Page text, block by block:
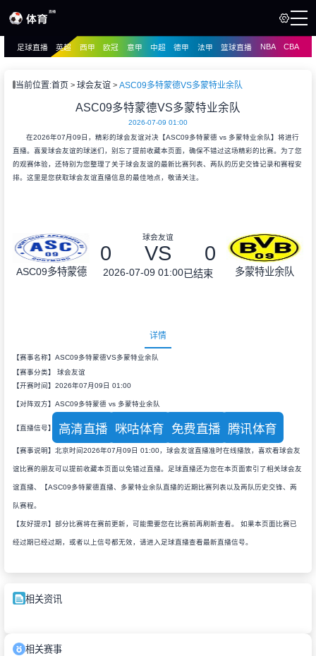
播
足球直播 英超 西甲 欧冠 意甲 中超 德甲 法甲 篮球直播 NBA CBA
当前位置:首页 球会友谊 ASC09多特蒙德VS多蒙特业余队
ASC09多特蒙德VS多蒙特业余队
2026-07-09 01:00
在2026年07月09日，精彩的球会友谊对决【ASC09多特蒙德 vs 多蒙特业余队】将进行
直播。喜爱球会友谊的球迷们，别忘了提前收藏本页面，确保不错过这场精彩的比赛。为了您
的观赛体验，还特别为您整理了关于球会友谊的最新比赛列表、两队的历史交锋记录和赛程安
排。这里是您获取球会友谊直播信息的最佳地点，敬请关注。
ASC09多特蒙德
球会友谊
0 VS 0
2026-07-09 01:00已结束 多蒙特业余队
详情
【赛事名称】ASC09多特蒙德VS多蒙特业余队
【赛事分类】 球会友谊
【开赛时间】2026年07月09日 01:00
【对阵双方】ASC09多特蒙德 vs 多蒙特业余队
【直播信号】 高清直播 咪咕体育 免费直播 腾讯体育
【赛事说明】北京时间2026年07月09日 01:00，球会友谊直播准时在线播放，喜欢看球会友
谊比赛的朋友可以提前收藏本页面以免错过直播。足球直播还为您在本页面索引了相关球会友
谊直播、【ASC09多特蒙德直播、多蒙特业余队直播的近期比赛列表以及两队历史交锋、两
队赛程。
【友好提示】部分比赛将在赛前更新，可能需要您在比赛前再刷新查看。 如果本页面比赛已
经过期已经过期，或者以上信号都无效，请进入足球直播查看最新直播信号。
相关资讯
相关赛事